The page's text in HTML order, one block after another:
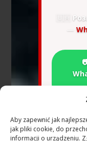
Aby zapewnić jak
jak pliki cookie, do
informacji o urządzeniu.
🇺🇦
—
Zrozum
decyzję